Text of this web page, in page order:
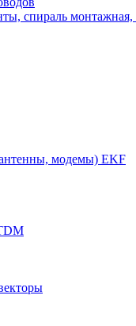
спираль монтажная,
модемы) EKF